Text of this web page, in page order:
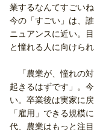
業するなんてすごい
今の「すごい」は、
ニュアンスに近い。
と憧れる人に向けら
「農業が、憧れの
起きるはずです」。
い。卒業後は実家に
「雇用」できる規模
代、農業はもっと注